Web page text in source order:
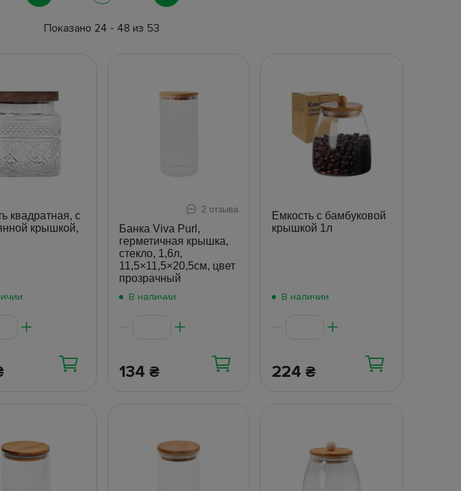
Показано 24 - 48 из 53
квадратная, с
крышкой,
2 отзыва
Банка Viva Purl,
герметичная крышка,
стекло, 1,6л,
11,5×11,5×20,5см, цвет
прозрачный
В наличии
134 ₴
Емкость с бамбуковой
крышкой 1л
В наличии
224₴